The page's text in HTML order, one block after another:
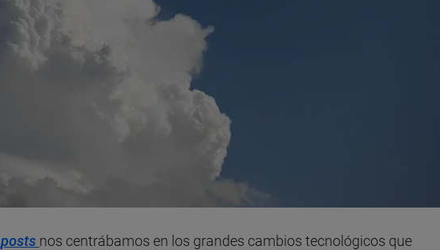
posts nos centrábamos en los grandes cambios tecnológicos que